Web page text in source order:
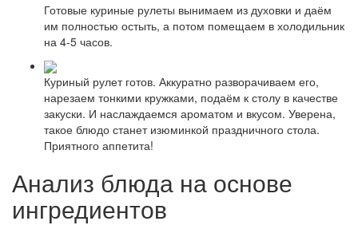
Готовые куриные рулеты вынимаем из духовки и даём
им полностью остыть, а потом помещаем в холодильник
на 4-5 часов.
Куриный рулет готов. Аккуратно разворачиваем его,
нарезаем тонкими кружками, подаём к столу в качестве
закуски. И наслаждаемся ароматом и вкусом. Уверена,
такое блюдо станет изюминкой праздничного стола.
Приятного аппетита!
Анализ блюда на основе
ингредиентов